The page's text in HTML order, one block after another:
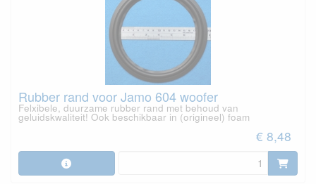
Rubber rand voor Jamo 604 woofer
Felxibele, duurzame rubber rand met behoud van
geluidskwaliteit! Ook beschikbaar in (origineel) foam
€ 8,48